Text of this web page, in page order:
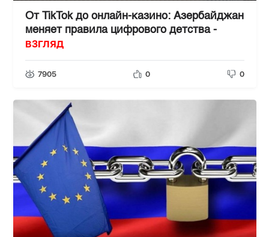
От TikTok до онлайн-казино: Азербайджан
меняет правила цифрового детства -
ВЗГЛЯД
7905 0 0